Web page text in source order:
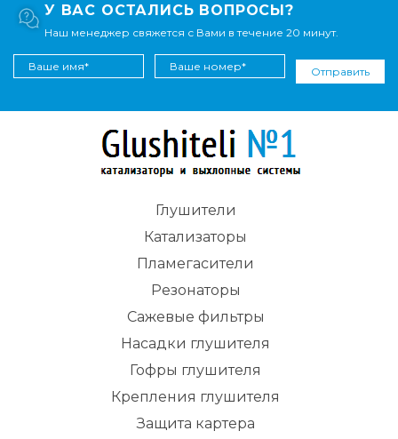
У ВАС ОСТАЛИСЬ ВОПРОСЫ?
Наш менеджер свяжется с Вами в течение 20 минут.
Отправить
Глушители
Катализаторы
Пламегасители
Резонаторы
Сажевые фильтры
Насадки глушителя
Гофры глушителя
Крепления глушителя
Защита картера